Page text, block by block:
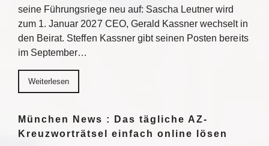
seine Führungsriege neu auf: Sascha Leutner wird
zum 1. Januar 2027 CEO, Gerald Kassner wechselt in
den Beirat. Steffen Kassner gibt seinen Posten bereits
im September…
Weiterlesen
München News : Das tägliche AZ-
Kreuzworträtsel einfach online lösen